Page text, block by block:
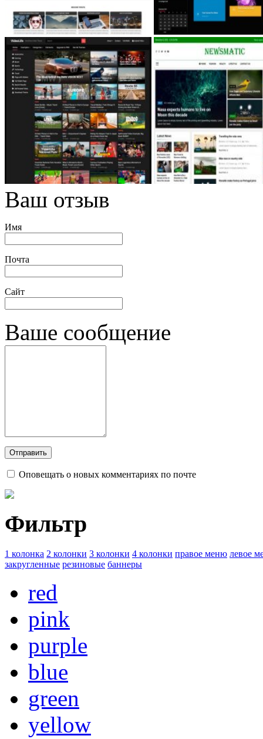
Ваш отзыв
Имя
Почта
Сайт
Ваше сообщение
Оповещать о новых комментариях по почте
Фильтр
1 колонка 2 колонки 3 колонки 4 колонки правое меню левое
закругленные резиновые баннеры
red
pink
purple
blue
green
yellow